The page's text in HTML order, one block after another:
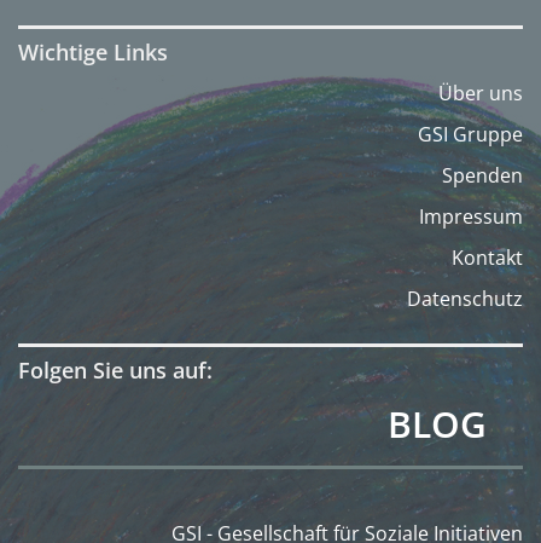
Wichtige Links
Über uns
GSI Gruppe
Spenden
Impressum
Kontakt
Datenschutz
Folgen Sie uns auf:
BLOG
GSI - Gesellschaft für Soziale Initiativen